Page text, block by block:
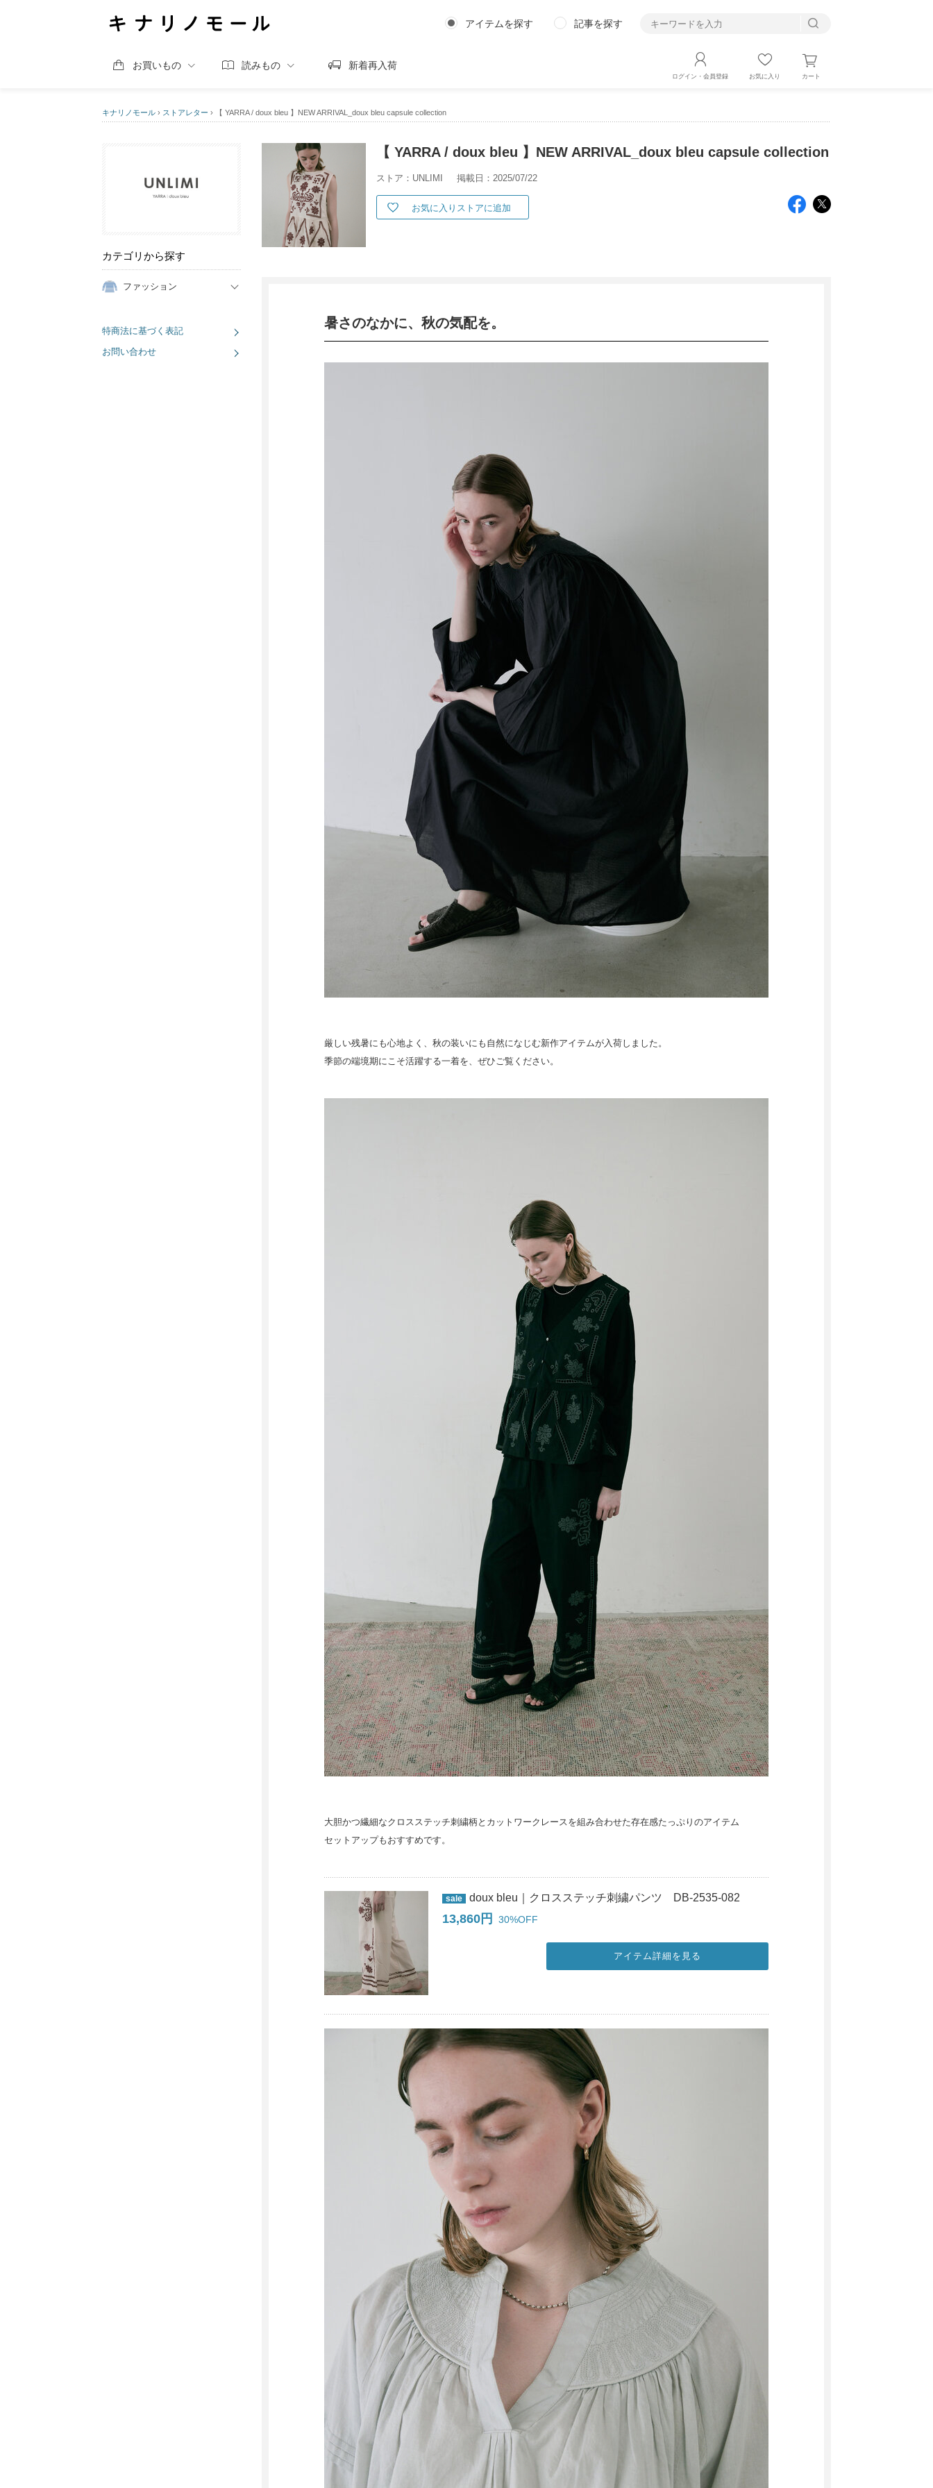
アイテムを探す 記事を探す
お買いもの 読みもの 新着再入荷
ログイン・会員登録 お気に入り カート
キナリノモール › ストアレター › 【 YARRA / doux bleu 】NEW ARRIVAL_doux bleu capsule collection
カテゴリから探す
ファッション
特商法に基づく表記
お問い合わせ
【 YARRA / doux bleu 】NEW ARRIVAL_doux bleu capsule collection
ストア：UNLIMI 掲載日：2025/07/22
お気に入りストアに追加
暑さのなかに、秋の気配を。
厳しい残暑にも心地よく、秋の装いにも自然になじむ新作アイテムが入荷しました。
季節の端境期にこそ活躍する一着を、ぜひご覧ください。
大胆かつ繊細なクロスステッチ刺繍柄とカットワークレースを組み合わせた存在感たっぷりのアイテム
セットアップもおすすめです。
sale doux bleu｜クロスステッチ刺繍パンツ DB-2535-082
13,860円 30%OFF
アイテム詳細を見る